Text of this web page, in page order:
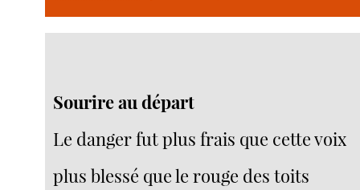
Sourire au départ
Le danger fut plus frais que cette voix
plus blessé que le rouge des toits